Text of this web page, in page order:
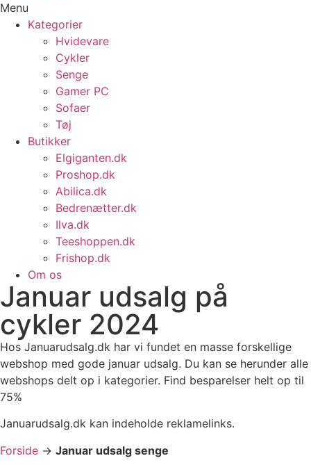
Menu
Kategorier
Hvidevare
Cykler
Senge
Gamer PC
Sofaer
Tøj
Butikker
Elgiganten.dk
Proshop.dk
Abilica.dk
Bedrenætter.dk
Ilva.dk
Teeshoppen.dk
Frishop.dk
Om os
Januar udsalg på
cykler 2024
Hos Januarudsalg.dk har vi fundet en masse forskellige
webshop med gode januar udsalg. Du kan se herunder alle
webshops delt op i kategorier. Find besparelser helt op til
75%
Januarudsalg.dk kan indeholde reklamelinks.
Forside -> Januar udsalg senge